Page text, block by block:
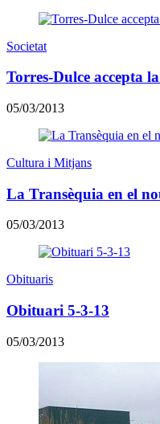
Societat
Torres-Dulce accepta
05/03/2013
Cultura i Mitjans
La Transèquia en el
05/03/2013
Obituaris
Obituari 5-3-13
05/03/2013